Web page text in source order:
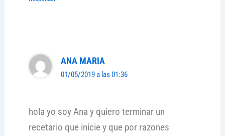
ANA MARIA
01/05/2019 a las 01:36
hola yo soy Ana y quiero terminar un
recetario que inicie y que por razones